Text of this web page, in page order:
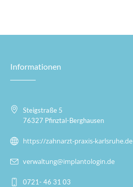
Informationen
Steigstraße 5
76327 Pfinztal-Berghausen
https://zahnarzt-praxis-karlsruhe.de
verwaltung@implantologin.de
0721- 46 31 03